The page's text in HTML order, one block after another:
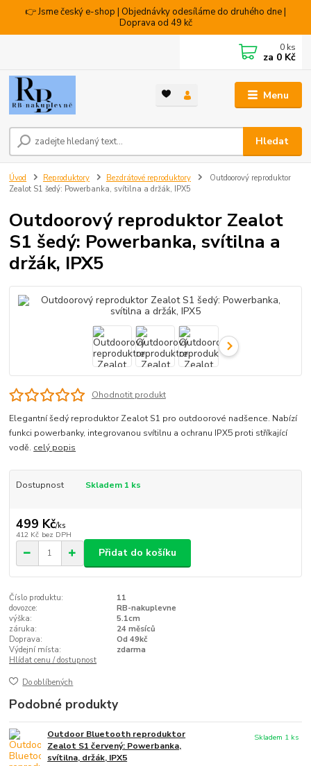
👉 Jsme český e-shop | Objednávky odesíláme do druhého dne |
Doprava od 49 kč
Menu
Hledat
0 ks
za 0 Kč
Úvod Reproduktory Bezdrátové reproduktory
Outdoorový reproduktor
Zealot S1 šedý: Powerbanka, svítilna a držák, IPX5
Outdoorový reproduktor Zealot
S1 šedý: Powerbanka, svítilna a
držák, IPX5
Ohodnotit produkt
Elegantní šedý reproduktor Zealot S1 pro outdoorové nadšence. Nabízí
funkci powerbanky, integrovanou svítilnu a ochranu IPX5 proti stříkající
vodě. celý popis
Dostupnost Skladem 1 ks
499 Kč/ks
412 Kč bez DPH
Přidat do košíku
Číslo produktu:
11
dovozce:
RB-nakuplevne
výška:
5.1cm
záruka:
24 měsíců
Doprava:
Od 49kč
Výdejní místa:
zdarma
Hlídat cenu / dostupnost
Do oblíbených
Podobné produkty
Outdoor Bluetooth reproduktor
Zealot S1 červený: Powerbanka,
svítilna, držák, IPX5
Skladem 1 ks